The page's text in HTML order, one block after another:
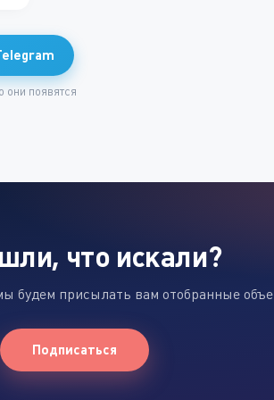
они появятся
что искали?
будем присылать вам отобранные
Подписаться